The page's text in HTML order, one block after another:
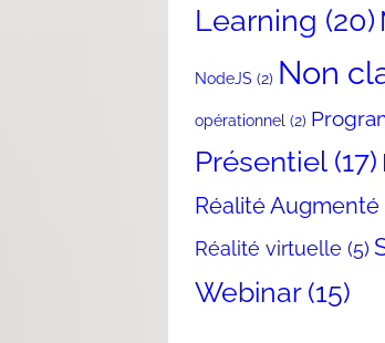
Learning (20)
NodeJS (2) Non
opérationnel (2)
Présentiel(17)
Réalité Augmenté
Réalité virtuelle (5)
Webinar(15)